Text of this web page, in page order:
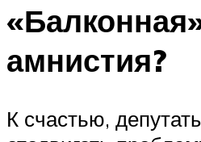
амнистия?
К счастью,